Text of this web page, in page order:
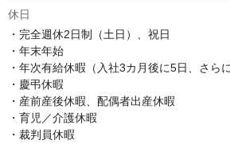
休日
・完全週休2日制（土日）、祝日
・年末年始
・年次有給休暇（入社3カ月後に5日、さら
・慶弔休暇
・産前産後休暇、配偶者出産休暇
・育児／介護休暇
・裁判員休暇